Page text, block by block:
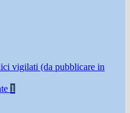
vigilati (da pubblicare in
1